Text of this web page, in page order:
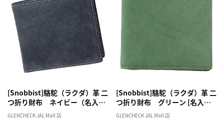
[Snobbist]駱駝（ラクダ）革 二
つ折り財布 ネイビー（名入れ
不可）
GLENCHECK JAL Mall 店
[Snobbist]駱駝（ラクダ）革 二
つ折り財布 グリーン [名入れ
無料]
GLENCHECK JAL Mall 店